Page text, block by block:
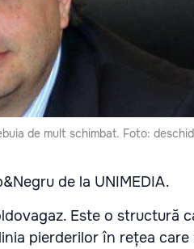
de mult schimbat. Foto:
de la UNIMEDIA.
Este o structură
pierderilor în rețea care